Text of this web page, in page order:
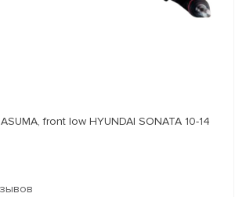
HYUNDAI SONATA 10-14